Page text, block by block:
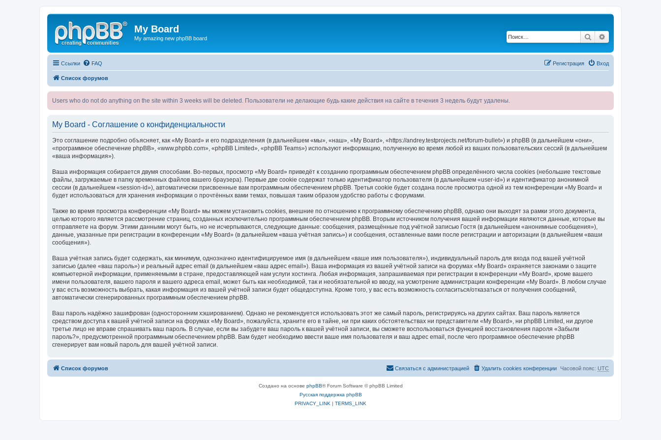
My Board
My amazing new phpBB board Поиск
Ссылки FAQ Вход
Регистрация
Список форумов
Users who do not do anything on the site within 3 weeks will be deleted. Пользователи не делающие будь какие действия на сайте в течения 3 недель будут удалены.
My Board - Соглашение о конфиденциальности
Это соглашение подробно объясняет, как «My Board» и его подразделения (в дальнейшем «мы», «наш», «My Board», «https://andrey.testprojects.net/forum-bullet») и phpBB (в дальнейшем «они»,
«программное обеспечение phpBB», «www.phpbb.com», «phpBB Limited», «phpBB Teams») используют информацию, полученную во время любой из ваших пользовательских сессий (в дальнейшем
«ваша информация»).
Ваша информация собирается двумя способами. Во-первых, просмотр «My Board» приведёт к созданию программным обеспечением phpBB определённого числа cookies (небольшие текстовые
файлы, загружаемые в папку временных файлов вашего браузера). Первые две cookie содержат только идентификатор пользователя (в дальнейшем «user-id») и идентификатор анонимной
сессии (в дальнейшем «session-id»), автоматически присвоенные вам программным обеспечением phpBB. Третья cookie будет создана после просмотра одной из тем конференции «My Board» и
будет использоваться для хранения информации о прочтённых вами темах, повышая таким образом удобство работы с форумами.
Также во время просмотра конференции «My Board» мы можем установить cookies, внешние по отношению к программному обеспечению phpBB, однако они выходят за рамки этого документа,
целью которого является рассмотрение страниц, созданных исключительно программным обеспечением phpBB. Вторым источником получения вашей информации являются данные, которые вы
отправляете на форум. Этими данными могут быть, но не исчерпываются, следующие данные: сообщения, размещённые под учётной записью Гостя (в дальнейшем «анонимные сообщения»),
данные, указанные при регистрации в конференции «My Board» (в дальнейшем «ваша учётная запись») и сообщения, оставленные вами после регистрации и авторизации (в дальнейшем «ваши
сообщения»).
Ваша учётная запись будет содержать, как минимум, однозначно идентифицируемое имя (в дальнейшем «ваше имя пользователя»), индивидуальный пароль для входа под вашей учётной
записью (далее «ваш пароль») и реальный адрес email (в дальнейшем «ваш адрес email»). Ваша информация из вашей учётной записи на форумах «My Board» охраняется законами о защите
компьютерной информации, применяемыми в стране, предоставляющей нам услуги хостинга. Любая информация, запрашиваемая при регистрации в конференции «My Board», кроме вашего
имени пользователя, вашего пароля и вашего адреса email, может быть как необходимой, так и необязательной ко вводу, на усмотрение администрации конференции «My Board». В любом случае
у вас есть возможность выбрать, какая информация из вашей учётной записи будет общедоступна. Кроме того, у вас есть возможность согласиться/отказаться от получения сообщений,
автоматически сгенерированных программным обеспечением phpBB.
Ваш пароль надёжно зашифрован (односторонним хэшированием). Однако не рекомендуется использовать этот же самый пароль, регистрируясь на других сайтах. Ваш пароль является
средством доступа к вашей учётной записи на форумах «My Board», пожалуйста, храните его в тайне, ни при каких обстоятельствах ни представители «My Board», ни phpBB Limited, ни другое
третье лицо не вправе спрашивать ваш пароль. В случае, если вы забудете ваш пароль к вашей учётной записи, вы сможете воспользоваться функцией восстановления пароля «Забыли
пароль?», предусмотренной программным обеспечением phpBB. Вам будет необходимо ввести ваше имя пользователя и ваш адрес email, после чего программное обеспечение phpBB
сгенерирует вам новый пароль для вашей учётной записи.
Список форумов Часовой пояс: UTC
Удалить cookies конференции
Связаться с администрацией
Создано на основе phpBB® Forum Software © phpBB Limited
Русская поддержка phpBB
PRIVACY_LINK | TERMS_LINK